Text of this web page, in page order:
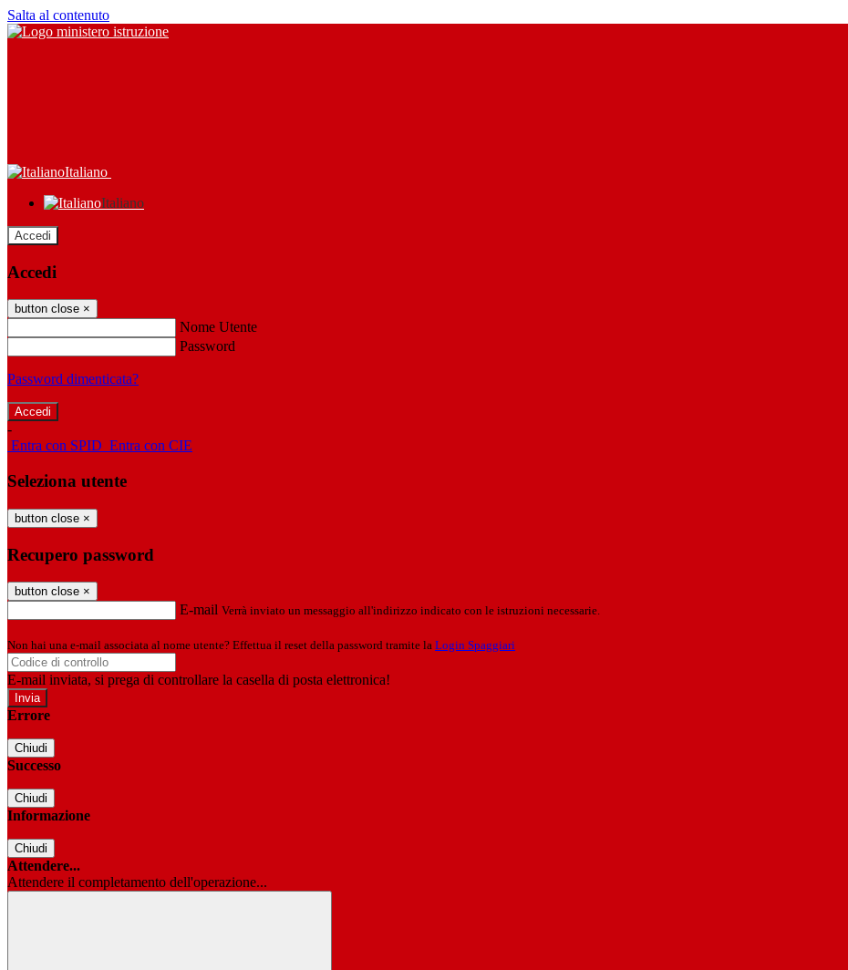
Salta al contenuto
Italiano
Italiano
Accedi
Accedi
button close ×
Nome Utente
Password
Password dimenticata?
-
Entra con SPID Entra con CIE
Seleziona utente
button close ×
Recupero password
button close ×
E-mail Verrà inviato un messaggio all'indirizzo indicato con le istruzioni necessarie.
Non hai una e-mail associata al nome utente? Effettua il reset della password tramite la Login Spaggiari
E-mail inviata, si prega di controllare la casella di posta elettronica!
Errore
Chiudi
Successo
Chiudi
Informazione
Chiudi
Attendere...
Attendere il completamento dell'operazione...